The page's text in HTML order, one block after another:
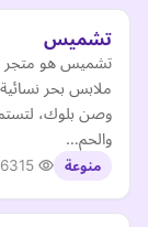
تشميس
تشميس هو متجر
ملابس بحر
وصن بلوك،
والحم…
منوعة